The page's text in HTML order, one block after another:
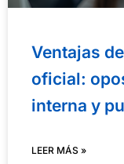
Ventajas
oficial:
interna y
LEER MÁS »